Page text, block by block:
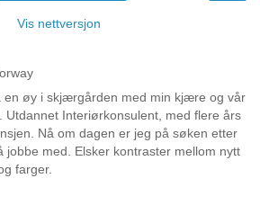
Vis nettversjon
en øy i skjærgården med min kjære og vår
Utdannet Interiørkonsulent, med flere års
Nå om dagen er jeg på søken etter
jobbe med. Elsker kontraster mellom nytt
farger.